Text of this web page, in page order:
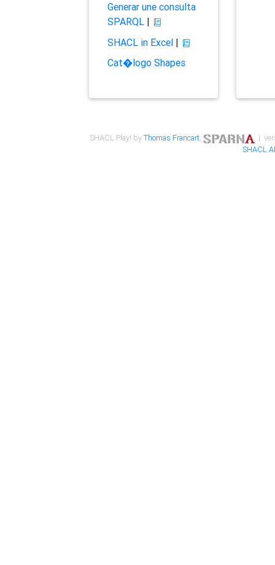
Generar une consulta
SPARQL|
SHACL in Excel|
Cat�logo Shapes
SHACL Play! byThomas Francart,
|
SHACL